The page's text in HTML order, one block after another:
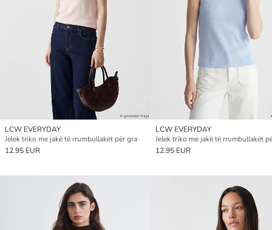
LCW EVERYDAY
Jelek triko me jakë të rrumbullakët për gra
12.95 EUR
LCW EVERYDAY
Jelek triko me jakë të rrumbullakët
12.95 EUR